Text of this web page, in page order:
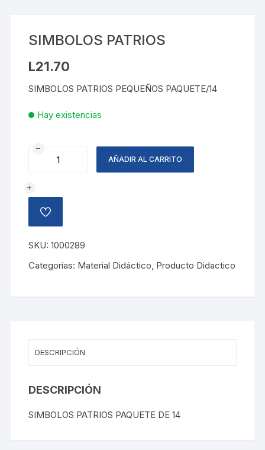
SIMBOLOS PATRIOS
L21.70
SIMBOLOS PATRIOS PEQUEÑOS PAQUETE/14
Hay existencias
SIMBOLOS
PATRIOS
AÑADIR AL CARRITO
AÑADIR
A
LISTA
DE
DESEOS
SKU:1000289
Categorías: Material Didáctico, Producto Didactico
DESCRIPCIÓN
DESCRIPCIÓN
SIMBOLOS PATRIOS PAQUETE DE 14